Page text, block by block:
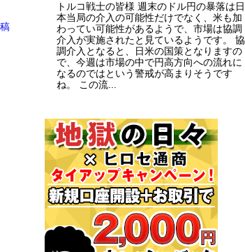
トルコ戦士の皆様 週末のドル円の暴落は日
本当局の介入の可能性だけでなく、米も加
わってい可能性があるようで、市場は協調
介入が実施されたと見ているようです。 協
調介入となると、日米の国策となりますの
で、今週は市場の中で円高方向への流れに
なるのではという警戒が高まりそうです
ね。 この流...